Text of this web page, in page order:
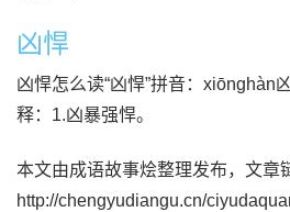
凶悍
凶悍怎么读“凶悍”拼音：xiōnghàn
释：1.凶暴强悍。
本文由成语故事烩整理发布，文章
http://chengyudiangu.cn/